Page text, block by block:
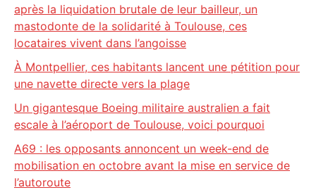
après la liquidation brutale de leur bailleur, un
mastodonte de la solidarité à Toulouse, ces
locataires vivent dans l’angoisse
À Montpellier, ces habitants lancent une pétition pour
une navette directe vers la plage
Un gigantesque Boeing militaire australien a fait
escale à l’aéroport de Toulouse, voici pourquoi
A69 : les opposants annoncent un week-end de
mobilisation en octobre avant la mise en service de
l’autoroute